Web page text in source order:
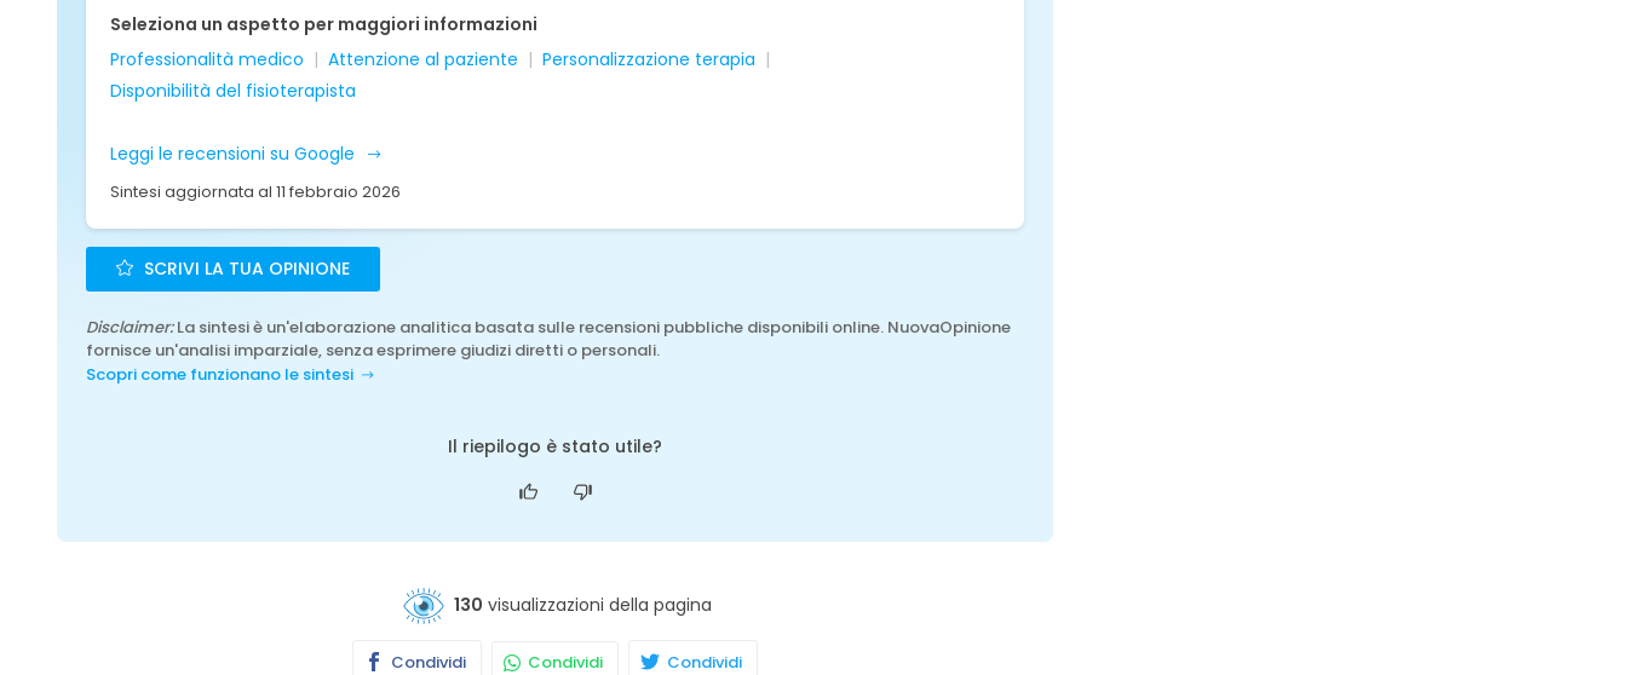
Seleziona un aspetto per maggiori informazioni
Professionalità medico
Attenzione al paziente
Personalizzazione terapia
Disponibilità del fisioterapista
Leggi le recensioni su Google
Sintesi aggiornata al 11 febbraio 2026
SCRIVI LA TUA OPINIONE
Disclaimer:La sintesi è un'elaborazione analitica basata sulle recensioni pubbliche disponibili online. NuovaOpinione
fornisce un'analisi imparziale, senza esprimere giudizi diretti o personali.
Scopri come funzionano le sintesi
Il riepilogo è stato utile?
130 visualizzazioni della pagina
Condividi Condividi Condividi